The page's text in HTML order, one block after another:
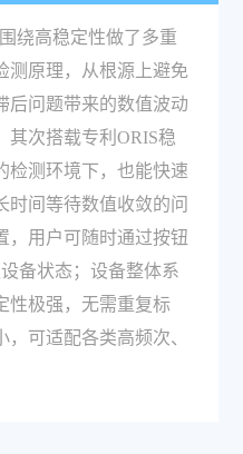
绕高稳定性做了多重
测原理，从根源上避免
后问题带来的数值波动
其次搭载专利ORIS稳
检测环境下，也能快速
时间等待数值收敛的问
，用户可随时通过按钮
备状态；设备整体系
性极强，无需重复标
可适配各类高频次、